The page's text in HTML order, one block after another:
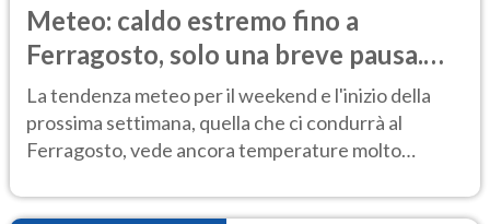
Meteo: caldo estremo fino a
Ferragosto, solo una breve pausa.
Ecco dove
La tendenza meteo per il weekend e l'inizio della
prossima settimana, quella che ci condurrà al
Ferragosto, vede ancora temperature molto